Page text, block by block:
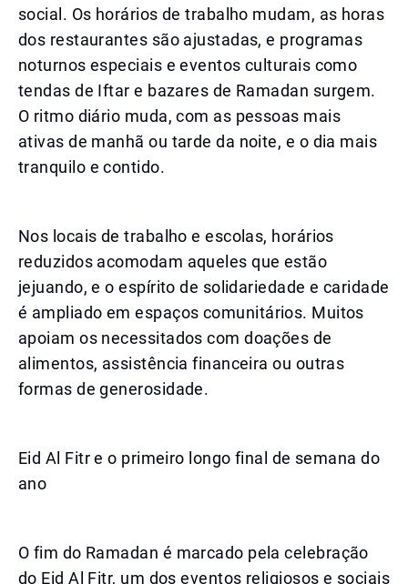
social. Os horários de trabalho mudam, as horas
dos restaurantes são ajustadas, e programas
noturnos especiais e eventos culturais como
tendas de Iftar e bazares de Ramadan surgem.
O ritmo diário muda, com as pessoas mais
ativas de manhã ou tarde da noite, e o dia mais
tranquilo e contido.
Nos locais de trabalho e escolas, horários
reduzidos acomodam aqueles que estão
jejuando, e o espírito de solidariedade e caridade
é ampliado em espaços comunitários. Muitos
apoiam os necessitados com doações de
alimentos, assistência financeira ou outras
formas de generosidade.
Eid Al Fitr e o primeiro longo final de semana do
ano
O fim do Ramadan é marcado pela celebração
do Eid Al Fitr, um dos eventos religiosos e sociais